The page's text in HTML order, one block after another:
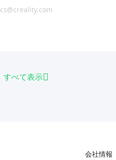
cs@creality.com
すべて表示
会社情報